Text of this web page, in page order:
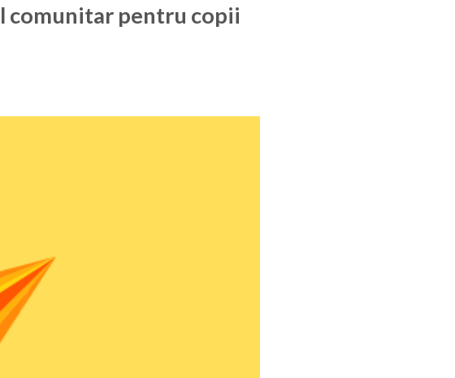
comunitar pentru copii